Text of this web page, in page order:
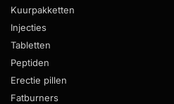
Kuurpakketten
Injecties
Tabletten
Peptiden
Erectie pillen
Fatburners